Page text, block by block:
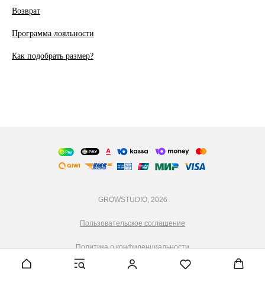
Возврат
Программа лояльности
Как подобрать размер?
GROWSTUDIO, 2026
Пользовательское соглашение
Политика о конфиденциальности